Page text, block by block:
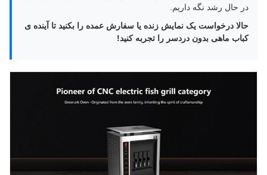
در حال رشد نگه داریم.
حالا درخواست یک نمایش زنده یا سفارش عمده را بکنید تا آینده ی
کباب ماهی بدون دردسر را تجربه کنید!